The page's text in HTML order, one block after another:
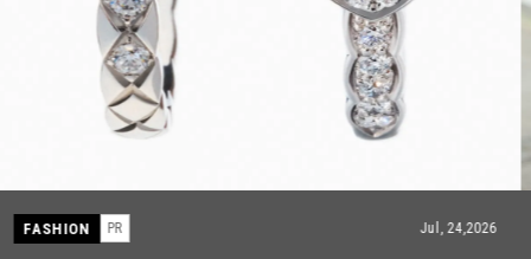
FASHION PR Jul, 15,2026